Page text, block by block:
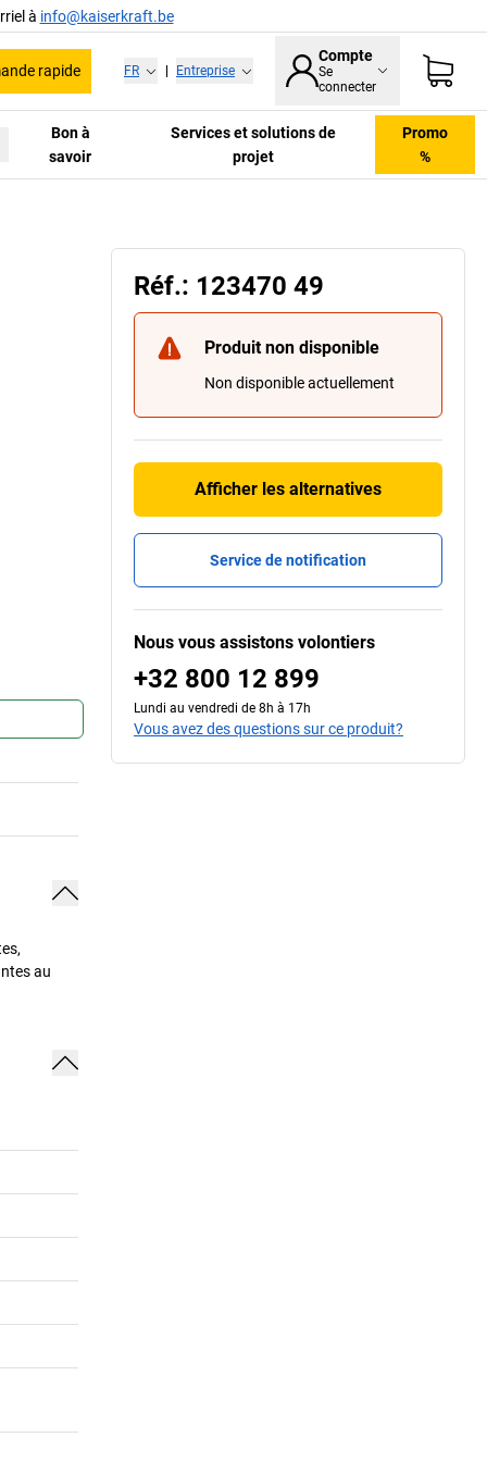
à info@kaiserkraft.be
rapide FR Entreprise
Compte
Se
connecter
Bon à
savoir
Services et solutions de
projet
Promo
%
au
Réf.: 123470 49
Produit non disponible
Non disponible actuellement
Afficher les alternatives
Service de notification
Nous vous assistons volontiers
+32 800 12 899
Lundi au vendredi de 8h à 17h
Vous avez des questions sur ce produit?